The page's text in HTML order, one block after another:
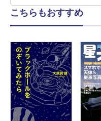
こちらもおすすめ